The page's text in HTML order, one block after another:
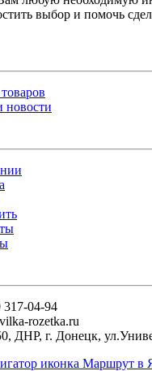
выбор и помочь
новости
317-04-94
rozetka.ru
, ДНР, г. Донецк,
Маршрут в